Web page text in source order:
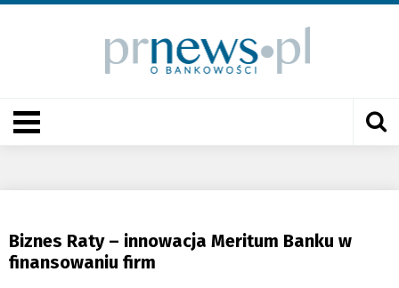
Biznes Raty – innowacja Meritum Banku w
finansowaniu firm